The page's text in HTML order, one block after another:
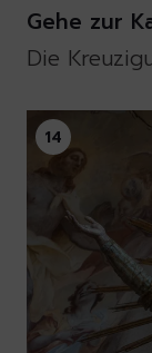
Gehe zur
Die
14